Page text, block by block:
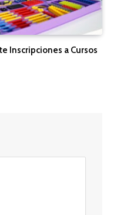
Inscripciones a Cursos